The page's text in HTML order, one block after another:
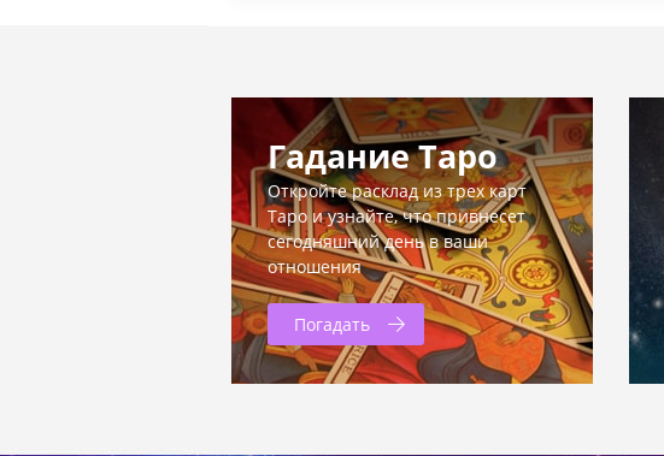
Гадание Таро
Откройте расклад из трех карт
Таро и узнайте, что привнесет
сегодняшний день в ваши
отношения
Погадать